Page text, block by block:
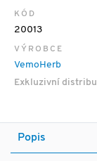
KÓD
20013
VÝROBCE
VemoHerb
Exkluzivní
Popis